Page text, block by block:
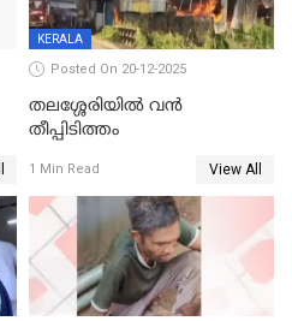
KERALA
Posted On 20-12-2025
തലശ്ശേരിയിൽ വൻ
തീപ്പിടിത്തം
1 Min Read View All